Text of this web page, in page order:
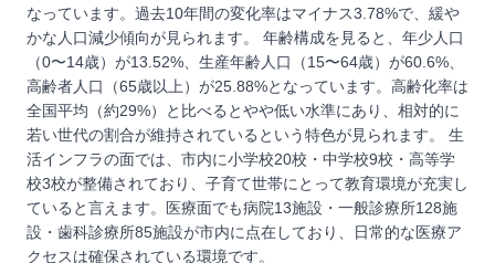
なっています。過去10年間の変化率はマイナス3.78%で、緩や
かな人口減少傾向が見られます。 年齢構成を見ると、年少人口
（0〜14歳）が13.52%、生産年齢人口（15〜64歳）が60.6%、
高齢者人口（65歳以上）が25.88%となっています。高齢化率は
全国平均（約29%）と比べるとやや低い水準にあり、相対的に
若い世代の割合が維持されているという特色が見られます。 生
活インフラの面では、市内に小学校20校・中学校9校・高等学
校3校が整備されており、子育て世帯にとって教育環境が充実し
ていると言えます。医療面でも病院13施設・一般診療所128施
設・歯科診療所85施設が市内に点在しており、日常的な医療ア
クセスは確保されている環境です。